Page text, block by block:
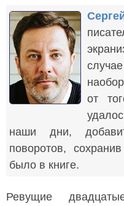
от
наши дни,
поворотов,
было в книге.
Ревущие